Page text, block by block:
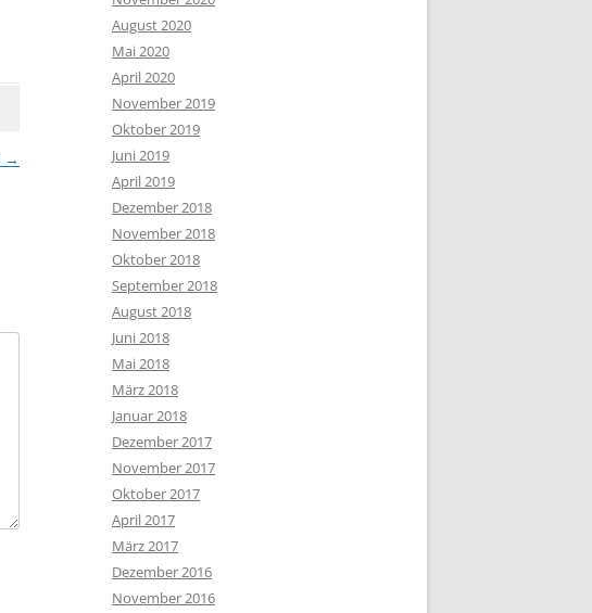
→
August 2020
Mai 2020
April 2020
November 2019
Oktober 2019
Juni 2019
April 2019
Dezember 2018
November 2018
Oktober 2018
September 2018
August 2018
Juni 2018
Mai 2018
März 2018
Januar 2018
Dezember 2017
November 2017
Oktober 2017
April 2017
März 2017
Dezember 2016
November 2016